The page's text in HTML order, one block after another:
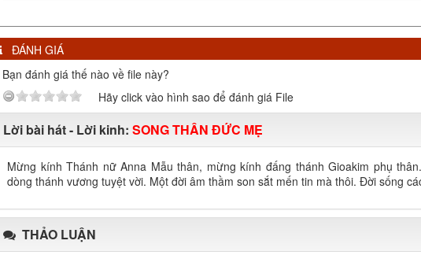
ĐÁNH GIÁ
Bạn đánh giá thế nào về file này?
Hãy click vào hình sao để đánh giá File
Lời bài hát - Lời kinh: SONG THÂN ĐỨC MẸ
Mừng kính Thánh nữ Anna Mẫu thân, mừng kính đấng thánh Gioakim phụ
dòng thánh vương tuyệt vời. Một đời âm thầm son sắt mến tin mà thôi. Đời sống
THẢO LUẬN